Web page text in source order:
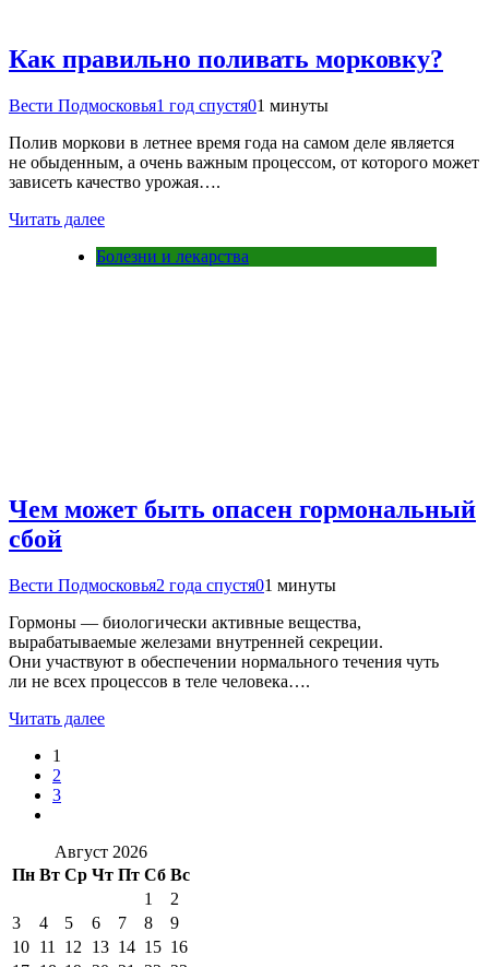
Как правильно поливать морковку?
Вести Подмосковья1 год спустя01 минуты
Полив моркови в летнее время года на самом деле является
не обыденным, а очень важным процессом, от которого может
зависеть качество урожая….
Читать далее
Болезни и лекарства
Чем может быть опасен гормональный
сбой
Вести Подмосковья2 года спустя01 минуты
Гормоны — биологически активные вещества,
вырабатываемые железами внутренней секреции.
Они участвуют в обеспечении нормального течения чуть
ли не всех процессов в теле человека….
Читать далее
1
2
3
Август 2026
Пн Вт Ср Чт Пт Сб Вс
1
2
3
4 5 6 7 8
9
10 11 12 13 14 15 16